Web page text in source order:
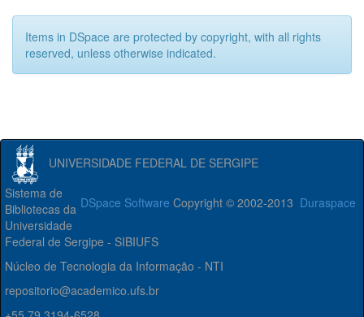
Items in DSpace are protected by copyright, with all rights
reserved, unless otherwise indicated.
UNIVERSIDADE FEDERAL DE SERGIPE
DSpace Software Copyright © 2002-2013 Duraspace
Sistema de
Bibliotecas da
Universidade
Federal de Sergipe - SIBIUFS
Núcleo de Tecnologia da Informação - NTI
repositorio@academico.ufs.br